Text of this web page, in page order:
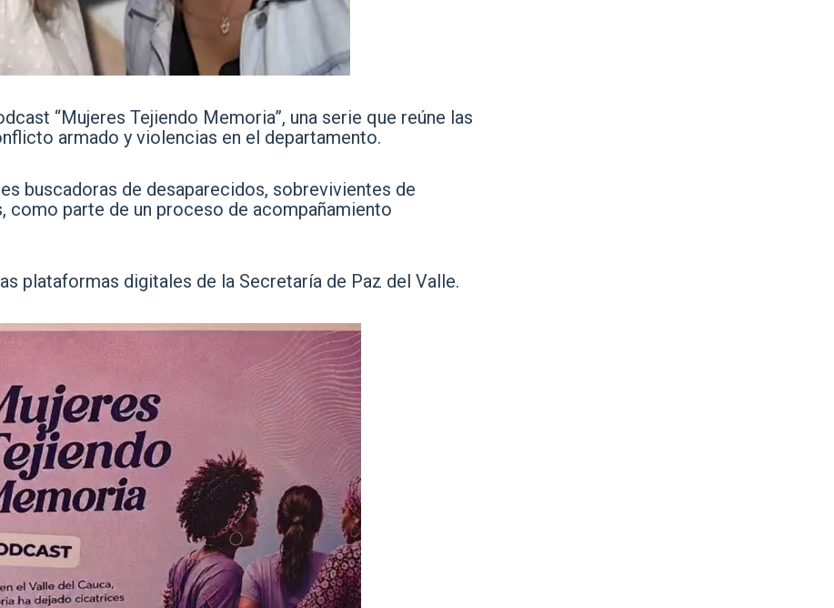
“Mujeres Tejiendo Memoria”, una serie que reúne las
armado y violencias en el departamento.
buscadoras de desaparecidos, sobrevivientes de
como parte de un proceso de acompañamiento
plataformas digitales de la Secretaría de Paz del Valle.